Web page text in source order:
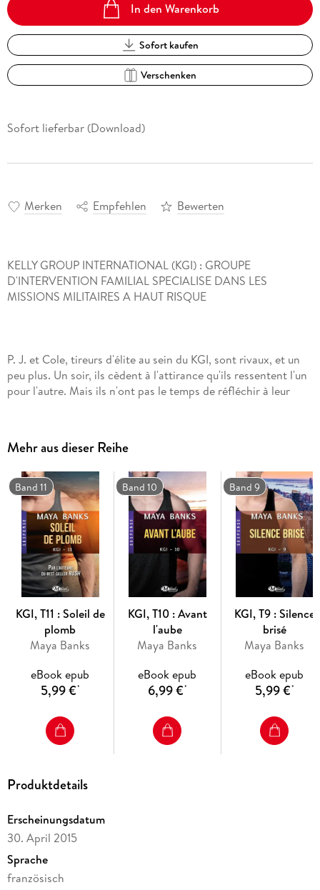
In den Warenkorb
Sofort kaufen
Verschenken
Sofort lieferbar (Download)
Merken Empfehlen Bewerten
KELLY GROUP INTERNATIONAL (KGI) : GROUPE
D'INTERVENTION FAMILIAL SPECIALISE DANS LES
MISSIONS MILITAIRES A HAUT RISQUE
P. J. et Cole, tireurs d'élite au sein du KGI, sont rivaux, et un
peu plus. Un soir, ils cèdent à l'attirance qu'ils ressentent l'un
pour l'autre. Mais ils n'ont pas le temps de réfléchir à leur
disparaît pour s'engager sur la voie de la vengeance. Elle
ignore que Cole est prêt à la suivre où qu'elle aille, même
dans les plus ténèbres les plus profondes. Même au péril de
sa vie.
« Pour les lecteurs qui aiment les romances épicées avec du
suspens. . . une série à ne pas manquer ! » Romance Junkies
Mehr aus dieser Reihe
Band 11
KGI, T11 : Soleil de
plomb
Maya Banks
eBook epub
5,99 €*
Band 10
KGI, T10 : Avant
l'aube
Maya Banks
eBook epub
6,99 €*
Band 9
KGI, T9 : Silence
brisé
Maya Banks
eBook epub
5,99 €*
Produktdetails
Erscheinungsdatum
30. April 2015
Sprache
französisch